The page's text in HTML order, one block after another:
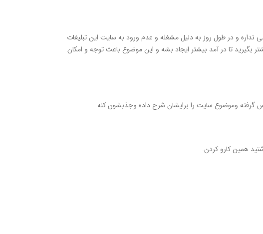
و در طول روز به دلیل مشغله و عدم ورود به سایت این تبلیغات
بگیرید تا در آمد بیشتر ایجاد بشه و این موضوع باعث توجه و امکان
گرفته وموضوع سایت را برایشان شرح داده وجذبشون کنه
همین کارو کردن.